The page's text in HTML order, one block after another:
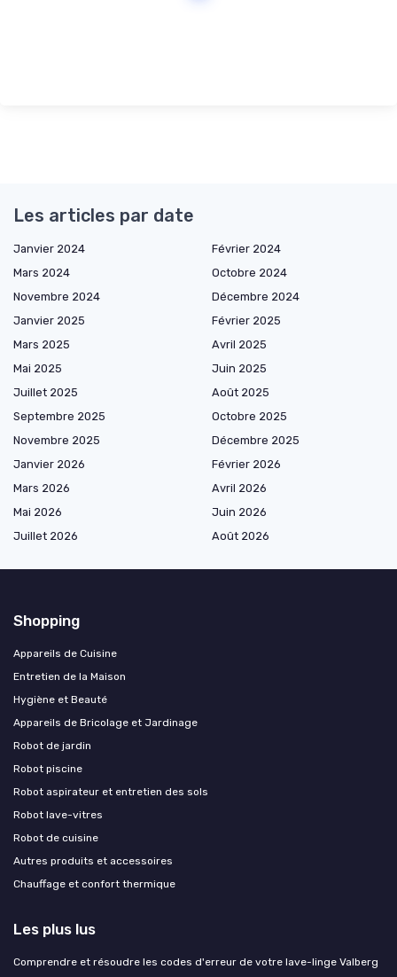
Les articles par date
Janvier 2024
Février 2024
Mars 2024
Octobre 2024
Novembre 2024
Décembre 2024
Janvier 2025
Février 2025
Mars 2025
Avril 2025
Mai 2025
Juin 2025
Juillet 2025
Août 2025
Septembre 2025
Octobre 2025
Novembre 2025
Décembre 2025
Janvier 2026
Février 2026
Mars 2026
Avril 2026
Mai 2026
Juin 2026
Juillet 2026
Août 2026
Shopping
Appareils de Cuisine
Entretien de la Maison
Hygiène et Beauté
Appareils de Bricolage et Jardinage
Robot de jardin
Robot piscine
Robot aspirateur et entretien des sols
Robot lave-vitres
Robot de cuisine
Autres produits et accessoires
Chauffage et confort thermique
Les plus lus
Comprendre et résoudre les codes d'erreur de votre lave-linge Valberg